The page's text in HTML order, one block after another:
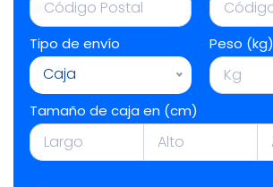
Tipo de envío
Caja
Peso (kg)
Tamaño de caja en (cm)